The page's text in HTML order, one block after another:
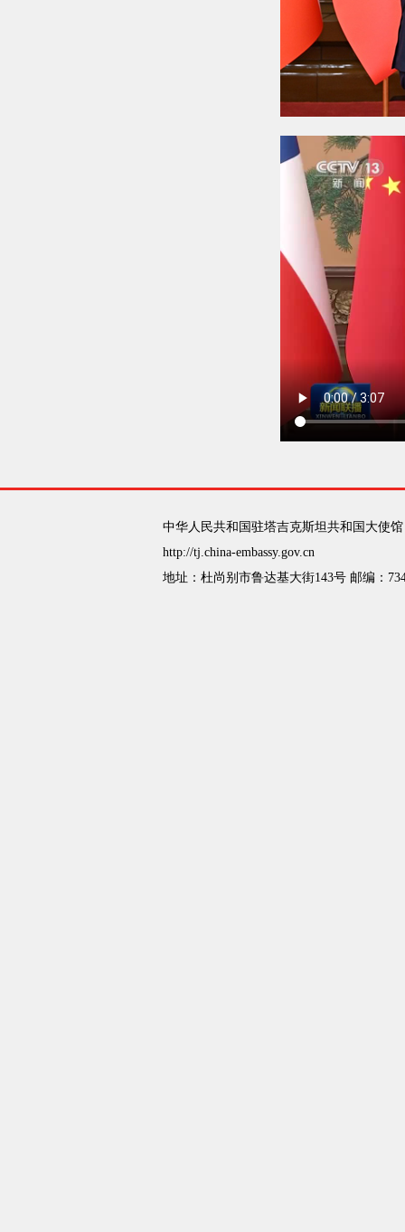
中华人民共和国驻塔吉克斯坦共和国大使
http://tj.china-embassy.gov.cn
地址：杜尚别市鲁达基大街143号 邮编：